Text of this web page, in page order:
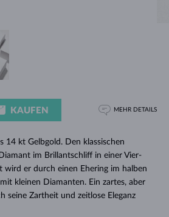
14 kt Gelbgold. Den klassischen
im Brillantschliff in einer Vier-
wird er durch einen Ehering im halben
kleinen Diamanten. Ein zartes, aber
seine Zartheit und zeitlose Eleganz
KAUFEN MEHR DETAILS